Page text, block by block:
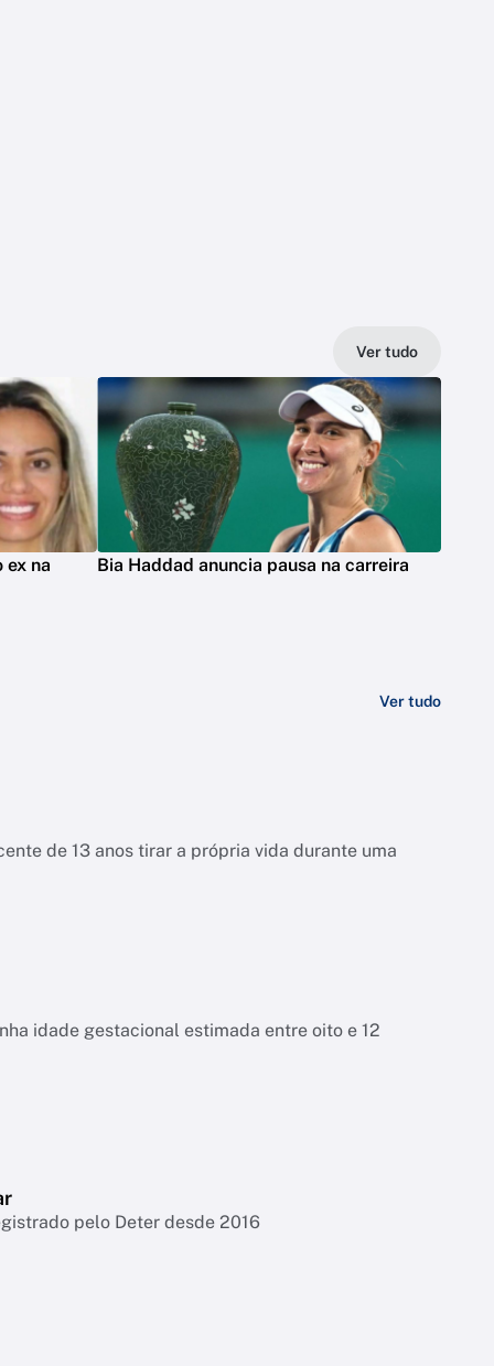
Ver tudo
ex na
Bia Haddad anuncia pausa na carreira
Ver tudo
de 13 anos tirar a própria vida durante uma
idade gestacional estimada entre oito e 12
pelo Deter desde 2016